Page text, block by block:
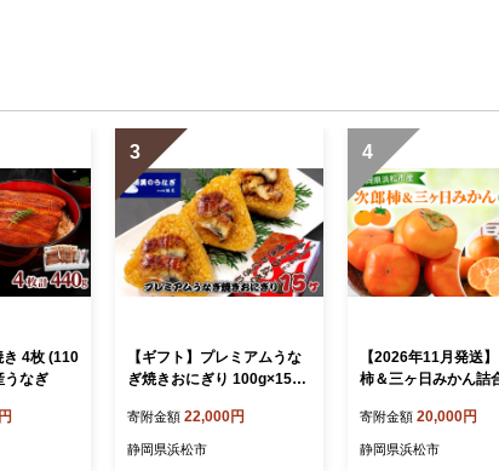
き 4枚 (110
うなぎ
3
【ギフト】プレミアムうな
ぎ焼きおにぎり 100g×15ヶ
タント 簡単調理
寄附金額 22,000円
静岡県浜松市
4
【2026年11月発送
柿＆三ヶ日みかん詰
日みかん 約3Kg M～
き みかん ミカン 蜜
寄附金額 20,000円
静岡県浜松市